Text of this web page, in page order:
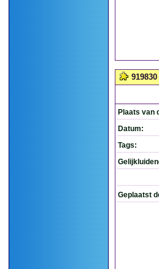
919830
Plaats van
Datum:
Tags:
Geplaatst